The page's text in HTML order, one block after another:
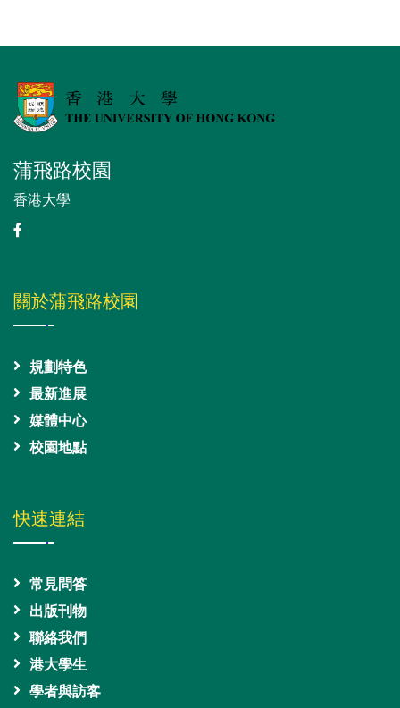
蒲飛路校園
香港大學
關於蒲飛路校園
規劃特色
最新進展
媒體中心
校園地點
快速連結
常見問答
出版刊物
聯絡我們
港大學生
學者與訪客